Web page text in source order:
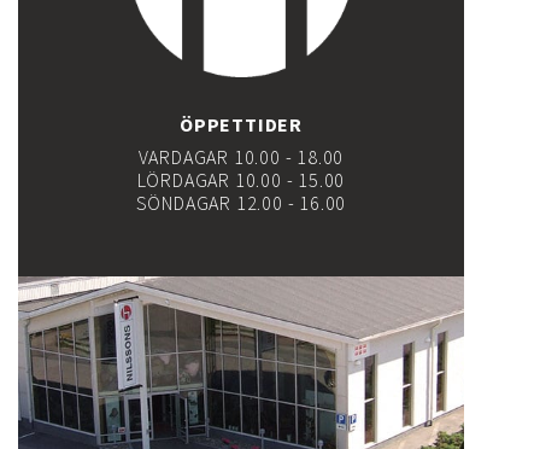
ÖPPETTIDER
VARDAGAR 10.00 - 18.00
LÖRDAGAR 10.00 - 15.00
SÖNDAGAR 12.00 - 16.00